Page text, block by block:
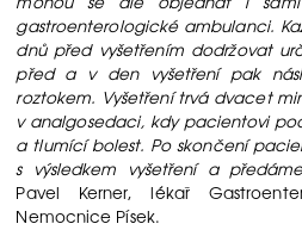
gastroenterologické ambulanci.
dnů před vyšetřením dodržovat
před a v den vyšetření pak
roztokem. Vyšetření trvá dvacet
v analgosedaci, kdy pacientovi
a tlumící bolest. Po skončení
s výsledkem vyšetření a
Pavel Kerner, lékař
Nemocnice Písek.